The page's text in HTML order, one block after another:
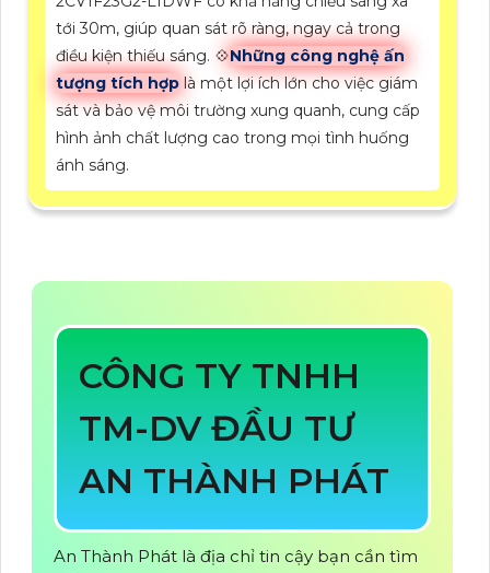
tới 30m, giúp quan sát rõ ràng, ngay cả trong
điều kiện thiếu sáng. 💠Những công nghệ ấn
tượng tích hợp là một lợi ích lớn cho việc giám
sát và bảo vệ môi trường xung quanh, cung cấp
hình ảnh chất lượng cao trong mọi tình huống
ánh sáng.
CÔNG TY TNHH
TM-DV ĐẦU TƯ
AN THÀNH PHÁT
An Thành Phát là địa chỉ tin cậy bạn cần tìm